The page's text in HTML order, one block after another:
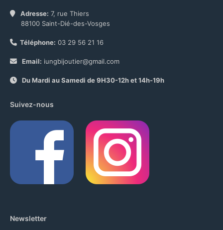
Adresse: 7, rue Thiers
88100 Saint-Dié-des-Vosges
Téléphone: 03 29 56 21 16
Email: iungbijoutier@gmail.com
Du Mardi au Samedi de 9H30-12h et 14h-19h
Suivez-nous
Newsletter